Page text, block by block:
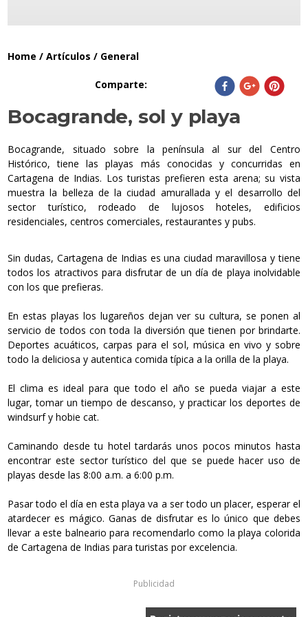
Home /Artículos / General
Comparte:
Bocagrande, sol y playa
Bocagrande, situado sobre la península al sur del Centro
Histórico, tiene las playas más conocidas y concurridas en
Cartagena de Indias. Los turistas prefieren esta arena; su vista
muestra la belleza de la ciudad amurallada y el desarrollo del
sector turístico, rodeado de lujosos hoteles, edificios
residenciales, centros comerciales, restaurantes y pubs.
Sin dudas, Cartagena de Indias es una ciudad maravillosa y tiene
todos los atractivos para disfrutar de un día de playa inolvidable
con los que prefieras.
En estas playas los lugareños dejan ver su cultura, se ponen al
servicio de todos con toda la diversión que tienen por brindarte.
Deportes acuáticos, carpas para el sol, música en vivo y sobre
todo la deliciosa y autentica comida típica a la orilla de la playa.
El clima es ideal para que todo el año se pueda viajar a este
lugar, tomar un tiempo de descanso, y practicar los deportes de
windsurf y hobie cat.
Caminando desde tu hotel tardarás unos pocos minutos hasta
encontrar este sector turístico del que se puede hacer uso de
playas desde las 8:00 a.m. a 6:00 p.m.
Pasar todo el día en esta playa va a ser todo un placer, esperar el
atardecer es mágico. Ganas de disfrutar es lo único que debes
llevar a este balneario para recomendarlo como la playa colorida
de Cartagena de Indias para turistas por excelencia.
Publicidad